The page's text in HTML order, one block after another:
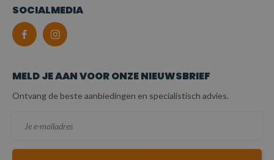
SOCIALMEDIA
MELD JE AAN VOOR ONZE NIEUWSBRIEF
Ontvang de beste aanbiedingen en specialistisch advies.